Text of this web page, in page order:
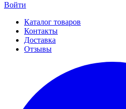
Войти
Каталог товаров
Контакты
Доставка
Отзывы